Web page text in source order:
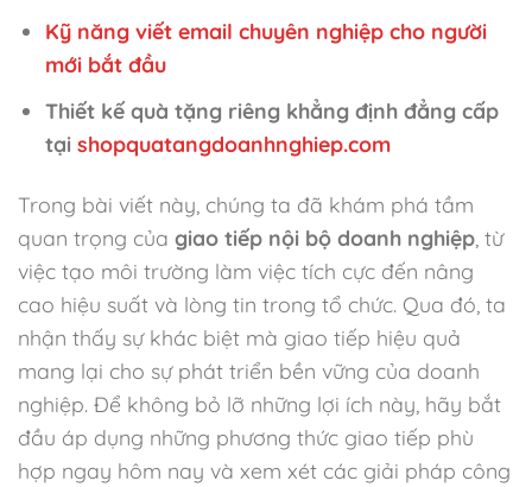
Kỹ năng viết email chuyên nghiệp cho người
mới bắt đầu
Thiết kế quà tặng riêng khẳng định đẳng cấp
tạishopquatangdoanhnghiep.com
Trong bài viết này, chúng ta đã khám phá tầm
quan trọng của giao tiếp nội bộ doanh nghiệp , từ
việc tạo môi trường làm việc tích cực đến nâng
cao hiệu suất và lòng tin trong tổ chức. Qua đó, ta
nhận thấy sự khác biệt mà giao tiếp hiệu quả
mang lại cho sự phát triển bền vững của doanh
nghiệp. Để không bỏ lỡ những lợi ích này, hãy bắt
đầu áp dụng những phương thức giao tiếp phù
hợp ngay hôm nay và xem xét các giải pháp công